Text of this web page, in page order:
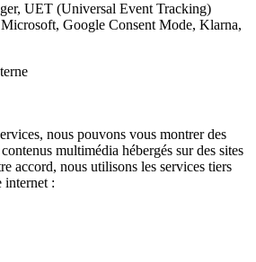
UET (Universal Event Tracking)
Google Consent Mode, Klarna,
nous pouvons vous montrer des
multimédia hébergés sur des sites
accord, nous utilisons les services tiers
internet :